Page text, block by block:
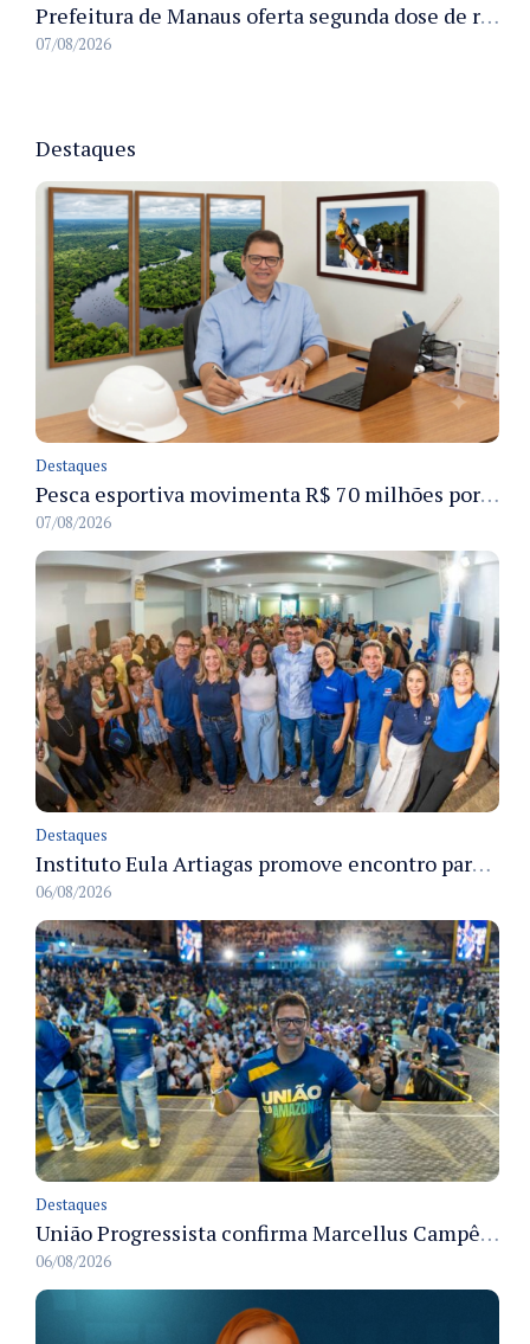
Prefeitura de Manaus oferta segunda dose de reforço da vacina contra a poliomielite para crianças de 4 anos durante Campanha de Multivacinação 2026
07/08/2026
Destaques
Destaques
Pesca esportiva movimenta R$ 70 milhões por ano e ganha espaço na economia sustentável do Amazonas
07/08/2026
Destaques
Instituto Eula Artiagas promove encontro para discutir melhorias para o bairro Petrópolis
06/08/2026
Destaques
União Progressista confirma Marcellus Campêlo como candidato a deputado estadual
06/08/2026